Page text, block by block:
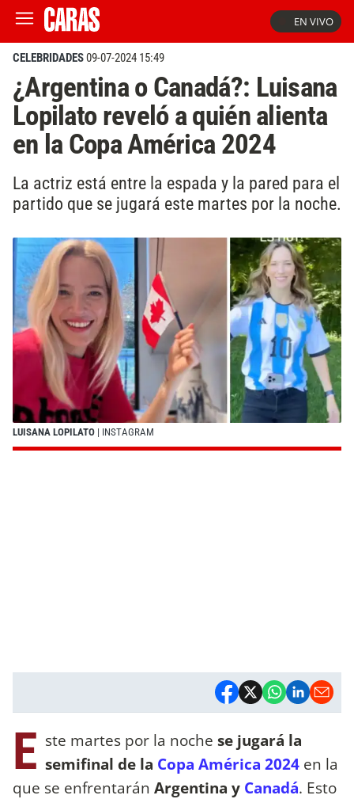
EN VIVO
CELEBRIDADES09-07-2024 15:49
¿Argentina o Canadá?: Luisana
Lopilato reveló a quién alienta
en la Copa América 2024
La actriz está entre la espada y la pared para el
partido que se jugará este martes por la noche.
LUISANA LOPILATO | INSTAGRAM
E ste martes por la noche se jugará la
semifinal de la Copa América 2024 en la
que se enfrentarán Argentina y Canadá. Esto